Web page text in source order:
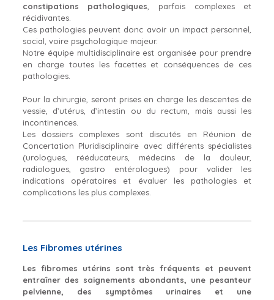
constipations pathologiques , parfois complexes et
récidivantes.
Ces pathologies peuvent donc avoir un impact personnel,
social, voire psychologique majeur.
Notre équipe multidisciplinaire est organisée pour prendre
en charge toutes les facettes et conséquences de ces
pathologies.
Pour la chirurgie, seront prises en charge les descentes de
vessie, d’utérus, d’intestin ou du rectum, mais aussi les
incontinences.
Les dossiers complexes sont discutés en Réunion de
Concertation Pluridisciplinaire avec différents spécialistes
(urologues, rééducateurs, médecins de la douleur,
radiologues, gastro entérologues) pour valider les
indications opératoires et évaluer les pathologies et
complications les plus complexes.
Les Fibromes utérines
Les fibromes utérins sont très fréquents et peuvent
entraîner des saignements abondants, une pesanteur
pelvienne, des symptômes urinaires et une